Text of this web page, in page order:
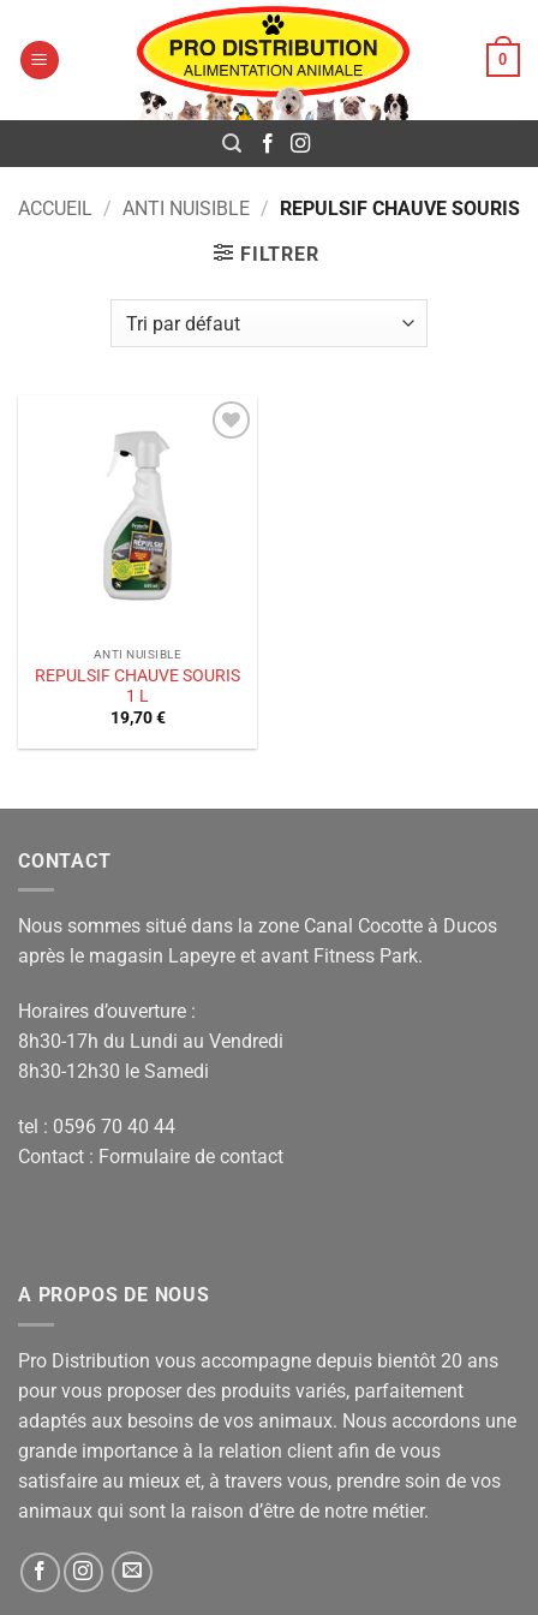
Pro Distribution
contenu
0
ACCUEIL / ANTI NUISIBLE / REPULSIF CHAUVE SOURIS
FILTRER
ANTI NUISIBLE
REPULSIF CHAUVE SOURIS
1 L
19,70€
CONTACT
Nous sommes situé dans la zone Canal Cocotte à Ducos
après le magasin Lapeyre et avant Fitness Park.
Horaires d’ouverture :
8h30-17h du Lundi au Vendredi
8h30-12h30 le Samedi
tel : 0596 70 40 44
Contact : Formulaire de contact
A PROPOS DE NOUS
Pro Distribution vous accompagne depuis bientôt 20 ans
pour vous proposer des produits variés, parfaitement
adaptés aux besoins de vos animaux. Nous accordons une
grande importance à la relation client afin de vous
satisfaire au mieux et, à travers vous, prendre soin de vos
animaux qui sont la raison d’être de notre métier.